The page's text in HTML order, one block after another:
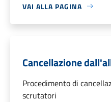
VAI ALLA PAGINA
Cancellazione
Procedimento di
scrutatori